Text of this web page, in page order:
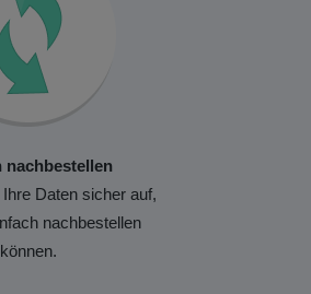
nachbestellen
Daten sicher auf,
nachbestellen
können.